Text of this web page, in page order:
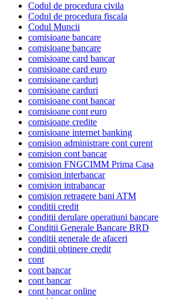
Codul de procedura civila
Codul de procedura fiscala
Codul Muncii
comisioane bancare
comisioane bancare
comisioane card bancar
comisioane card euro
comisioane carduri
comisioane carduri
comisioane cont bancar
comisioane cont euro
comisioane credite
comisioane internet banking
comision administrare cont curent
comision cont bancar
comision FNGCIMM Prima Casa
comision interbancar
comision intrabancar
comision retragere bani ATM
conditii credit
conditii derulare operatiuni bancare
Conditii Generale Bancare BRD
conditii generale de afaceri
conditii obtinere credit
cont
cont bancar
cont bancar
cont bancar online